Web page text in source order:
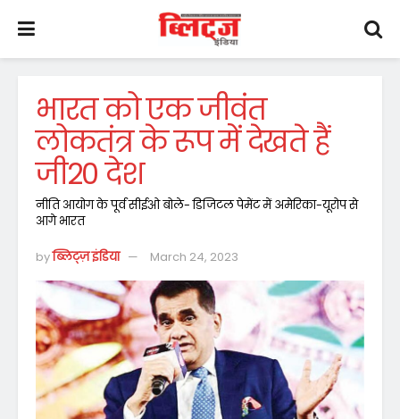
भारत को एक जीवंत
लोकतंत्र के रूप में देखते हैं
जी20 देश
नीति आयोग के पूर्व सीईओ बोले- डिजिटल पेमेंट में अमेरिका-यूरोप से
आगे भारत
byब्लिट्ज़ इंडिया March 24, 2023